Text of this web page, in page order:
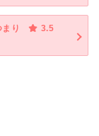
り
3.5